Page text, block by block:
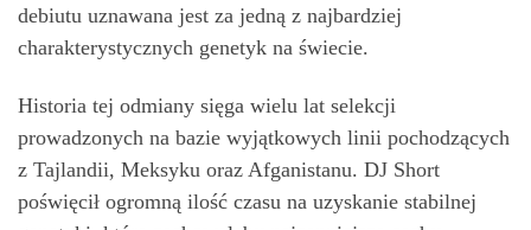
debiutu uznawana jest za jedną z najbardziej
charakterystycznych genetyk na świecie.
Historia tej odmiany sięga wielu lat selekcji
prowadzonych na bazie wyjątkowych linii pochodzących
z Tajlandii, Meksyku oraz Afganistanu. DJ Short
poświęcił ogromną ilość czasu na uzyskanie stabilnej